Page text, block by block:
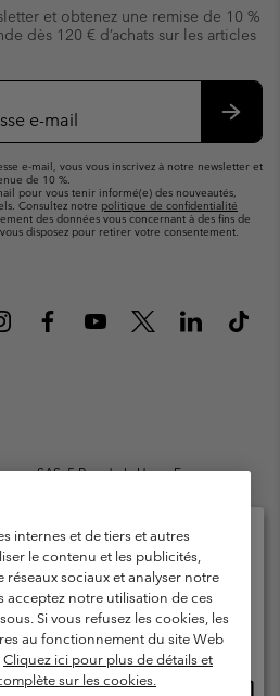
et obtenez une remise de 10 %
dès 120 € d’achats sur les articles
e-mail, vous vous inscrivez à notre newsletter et
de 10 %.
pour vous tenir informé(e) des nouveautés,
Consultez notre politique de confidentialité
des données vous concernant à des fins de
disposez pour retirer votre consentement.
SAS. 5 Rue de la Haye, Espace
confidentialité
généré par l'utilisateur
Impressum
internes et de tiers et autres
le contenu et les publicités,
sociaux et analyser notre
acceptez notre utilisation de ces
Si vous refusez les cookies, les
au fonctionnement du site Web
Cliquez ici pour plus de détails et
sur les cookies.
votre pays d’expédition et
langue
en ligne disponibles